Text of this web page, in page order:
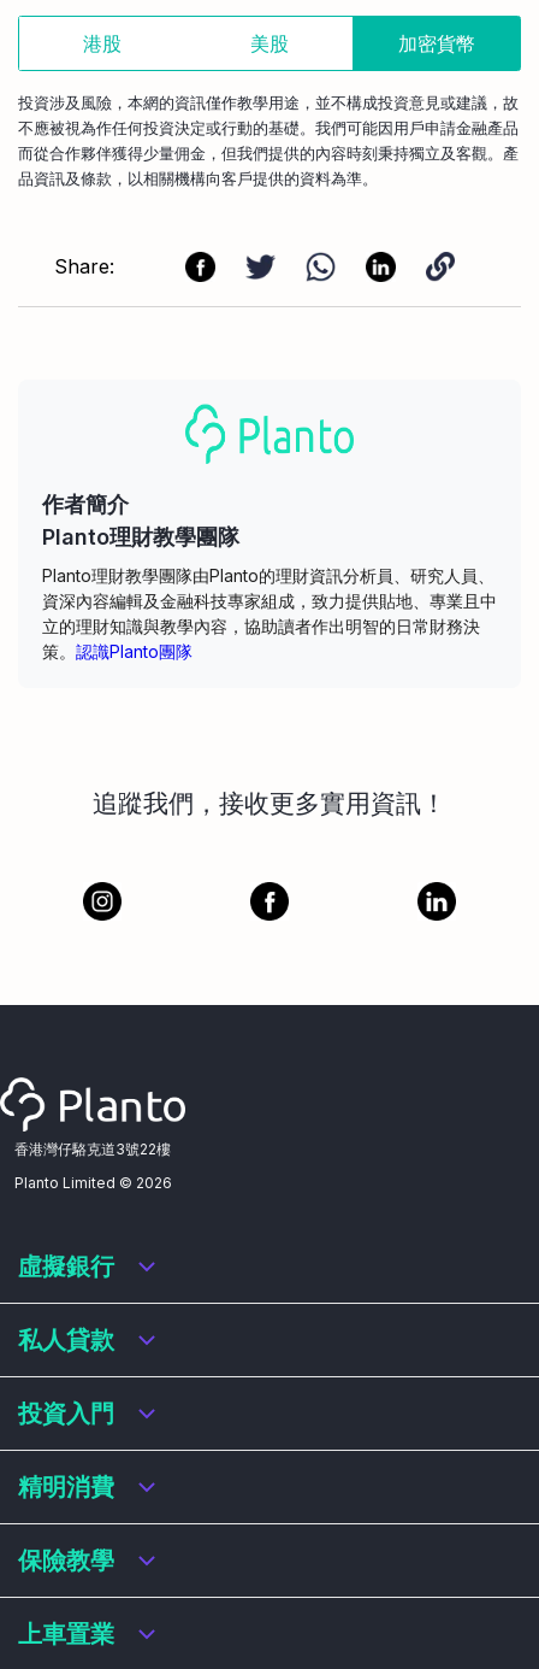
港股 美股 加密貨幣
投資涉及風險，本網的資訊僅作教學用途，並不構成投資意見或建議，故
不應被視為作任何投資決定或行動的基礎。我們可能因用戶申請金融產品
而從合作夥伴獲得少量佣金，但我們提供的內容時刻秉持獨立及客觀。產
品資訊及條款，以相關機構向客戶提供的資料為準。
Share:
作者簡介
Planto理財教學團隊
Planto理財教學團隊由Planto的理財資訊分析員、研究人員、
資深內容編輯及金融科技專家組成，致力提供貼地、專業且中
立的理財知識與教學內容，協助讀者作出明智的日常財務決
策。 認識Planto團隊
追蹤我們，接收更多實用資訊！
香港灣仔駱克道3號22樓
Planto Limited © 2026
虛擬銀行
虛擬銀行迎新優惠
虛擬銀行存款利率比較
虛擬銀行銀扣賬卡 / 信用卡
虛擬銀行貸款
私人貸款
私人貸款年利率比較
網上即批貸款
結餘轉戶
稅務貸款
財務公司貸款
投資入門
港股戶口收費及迎新優惠
基金平台比較
買加密貨幣教學
精明消費
網購信用卡
飛行里數信用卡
學生信用卡
保險教學
買保險基本概念
上車置業